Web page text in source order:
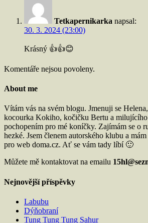
Tetkapernikarka napsal:
30. 3. 2024 (23:00)
Krásný 👍👍😊
Komentáře nejsou povoleny.
About me
Vítám vás na svém blogu. Jmenuji se
kocourka Kokiho, kočičku Bertu a
pochopením pro mé koníčky. Zajímám se o
hezké. Jsem členem autorského klubu a
pro web doma.cz. Ať se vám tady líbí 🙂
Můžete mě kontaktovat na emailu
Nejnovější příspěvky
Labubu
Dýňobraní
Tung Tung Tung Sahur